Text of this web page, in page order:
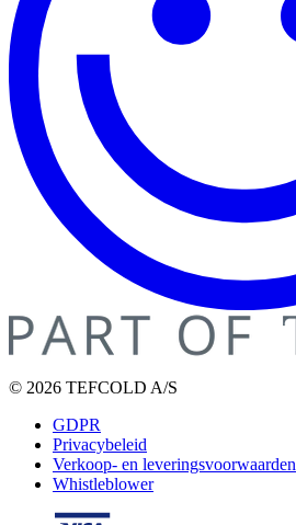
© 2026 TEFCOLD A/S
GDPR
Privacybeleid
Verkoop- en leveringsvoorwaarden
Whistleblower